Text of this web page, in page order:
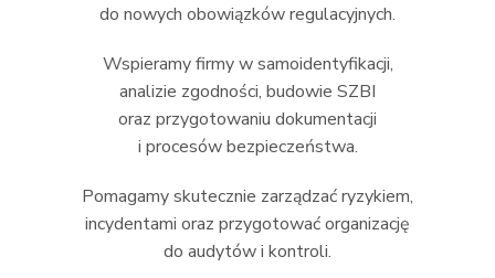
do nowych obowiązków regulacyjnych.
Wspieramy firmy w samoidentyfikacji,
analizie zgodności, budowie SZBI
oraz przygotowaniu dokumentacji
i procesów bezpieczeństwa.
Pomagamy skutecznie zarządzać ryzykiem,
incydentami oraz przygotować organizację
do audytów i kontroli.